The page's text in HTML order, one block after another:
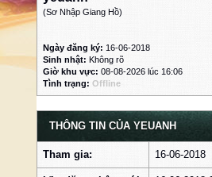
(Sơ Nhập Giang Hồ)
Ngày đăng ký: 16-06-2018
Sinh nhật: Không rõ
Giờ khu vực: 08-08-2026 lúc 16:06
Tình trạng: Offline
THÔNG TIN CỦA YEUANH
Tham gia: 16-06-2018